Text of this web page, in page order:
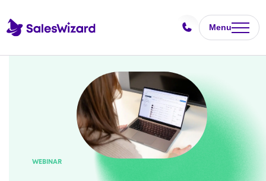
Menu
WEBINAR